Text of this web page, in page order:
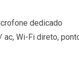
dedicado
Wi-Fi direto,